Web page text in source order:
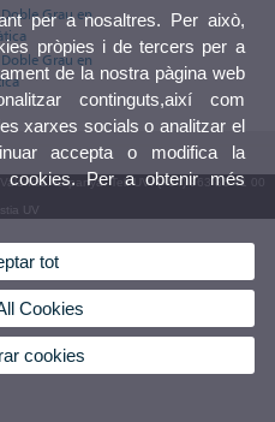
Grau en
Grau en
Espanya. Tel. UV: (+34) 963 86 41 00
UV
per a nosaltres. Per això,
pròpies i de tercers per a
de la nostra pàgina web
continguts,així com
xarxes socials o analitzar el
accepta o modifica la
cookies. Per a obtenir més
tot
Cookies
cookies